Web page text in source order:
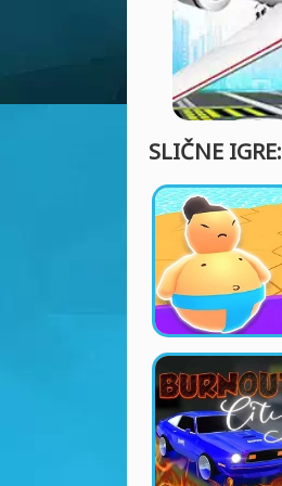
SLIČNE IGRE: